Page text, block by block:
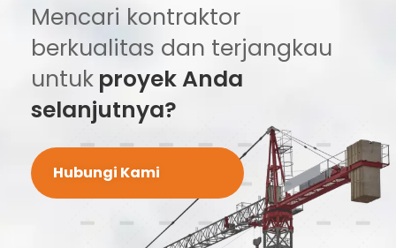
Mencari kontraktor
berkualitas dan terjangkau
untuk proyek Anda
selanjutnya?
Hubungi Kami